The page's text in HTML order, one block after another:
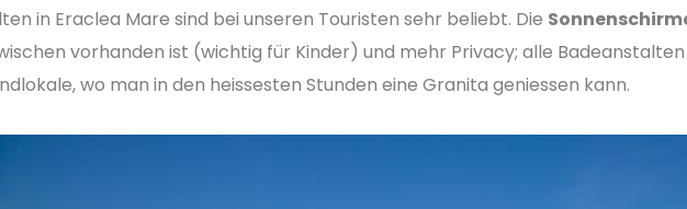
in Eraclea Mare sind bei unseren Touristen sehr beliebt. Die
vorhanden ist (wichtig für Kinder) und mehr Privacy; alle Badeanstalten
wo man in den heissesten Stunden eine Granita geniessen kann.